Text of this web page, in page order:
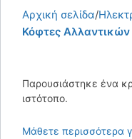
Αρχική σελίδα
Κόφτες Αλλαντικών
Παρουσιάστηκε ένα
ιστότοπο.
Μάθετε περισσότερα